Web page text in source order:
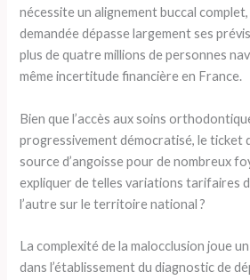
nécessite un alignement buccal
demandée dépasse largement ses
plus de quatre millions de personnes
même incertitude financière en France.
Bien que l’accès aux soins
progressivement démocratisé, le ticket
source d’angoisse pour de nombreux
expliquer de telles variations tarifaires
l’autre sur le territoire national ?
La complexité de la malocclusion joue
dans l’établissement du diagnostic de